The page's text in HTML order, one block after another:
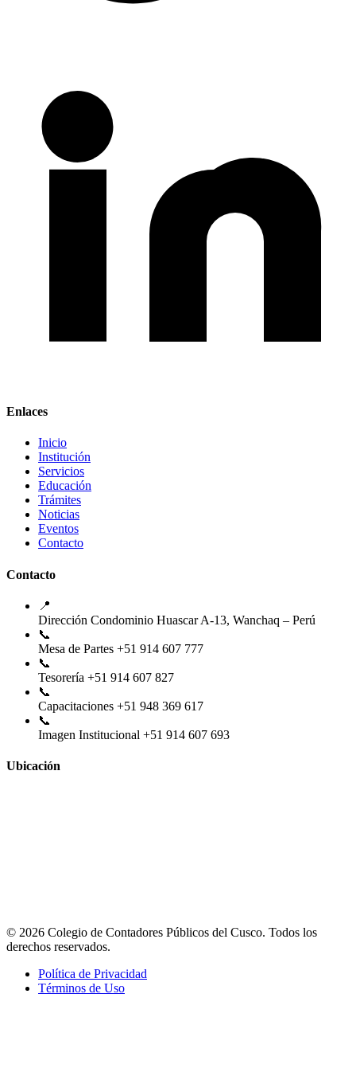
Enlaces
Inicio
Institución
Servicios
Educación
Trámites
Noticias
Eventos
Contacto
Contacto
📍
Dirección Condominio Huascar A-13, Wanchaq – Perú
📞
Mesa de Partes +51 914 607 777
📞
Tesorería +51 914 607 827
📞
Capacitaciones +51 948 369 617
📞
Imagen Institucional +51 914 607 693
Ubicación
© 2026 Colegio de Contadores Públicos del Cusco. Todos los
derechos reservados.
Política de Privacidad
Términos de Uso